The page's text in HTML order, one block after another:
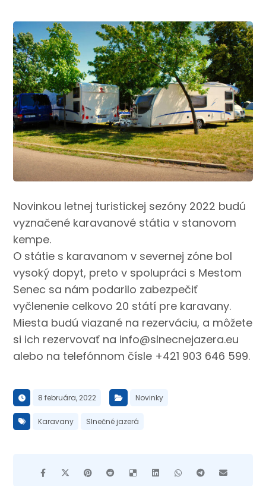
Novinkou letnej turistickej sezóny 2022 budú
vyznačené karavanové státia v stanovom
kempe.
O státie s karavanom v severnej zóne bol
vysoký dopyt, preto v spolupráci s Mestom
Senec sa nám podarilo zabezpečiť
vyčlenenie celkovo 20 státí pre karavany.
Miesta budú viazané na rezerváciu, a môžete
si ich rezervovať na info@slnecnejazera.eu
alebo na telefónnom čísle +421 903 646 599.
8 februára, 2022 Novinky
Karavany Slnečné jazerá